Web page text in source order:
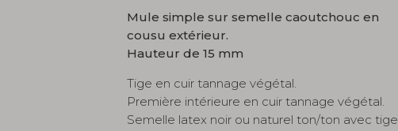
Mule simple sur semelle caoutchouc en
cousu extérieur.
Hauteur de 15 mm
Tige en cuir tannage végétal.
Première intérieure en cuir tannage végétal.
Semelle latex noir ou naturel ton/ton avec tige.